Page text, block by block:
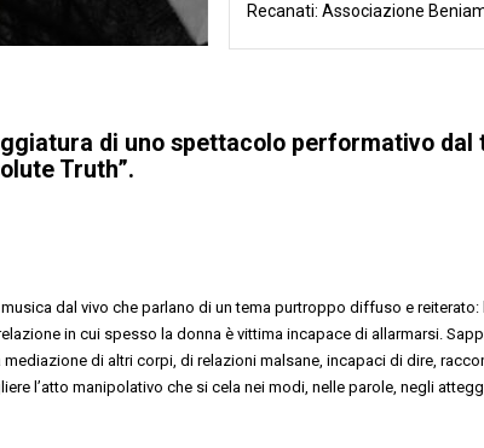
Recanati: Associazione
di uno spettacolo performativo dal
Truth”.
dal vivo che parlano di un tema purtroppo diffuso e reiterato:
in cui spesso la donna è vittima incapace di allarmarsi.
di altri corpi, di relazioni malsane, incapaci di dire,
l’atto manipolativo che si cela nei modi, nelle parole, negli